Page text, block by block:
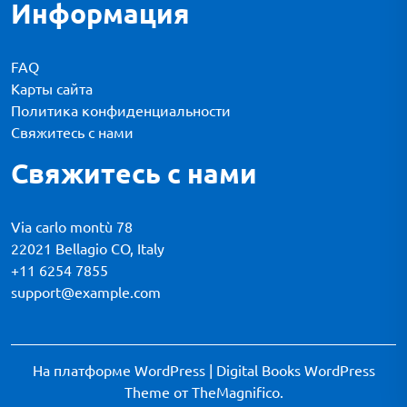
Информация
FAQ
Карты сайта
Политика конфиденциальности
Свяжитесь с нами
Свяжитесь с нами
Via carlo montù 78
22021 Bellagio CO, Italy
+11 6254 7855
support@example.com
На платформе WordPress | Digital Books WordPress
Theme от TheMagnifico.